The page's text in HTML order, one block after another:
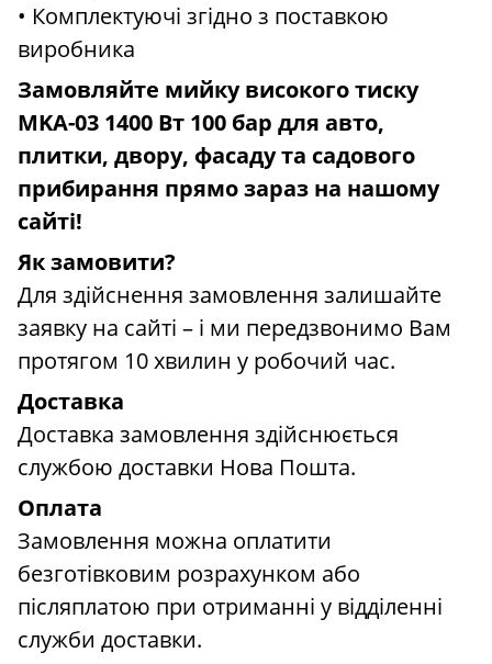
• Комплектуючі згідно з поставкою
виробника
Замовляйте мийку високого тиску
MKA-03 1400 Вт 100 бар для авто,
плитки, двору, фасаду та садового
прибирання прямо зараз на нашому
сайті!
Як замовити?
Для здійснення замовлення залишайте
заявку на сайті – і ми передзвонимо Вам
протягом 10 хвилин у робочий час.
Доставка
Доставка замовлення здійснюється
службою доставки Нова Пошта.
Оплата
Замовлення можна оплатити
безготівковим розрахунком або
післяплатою при отриманні у відділенні
служби доставки.